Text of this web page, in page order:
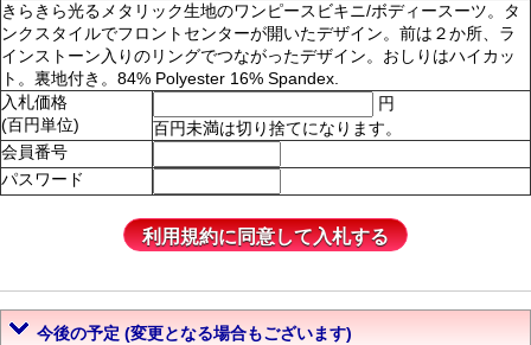
きらきら光るメタリック生地のワンピースビキニ/ボディースーツ。タ
ンクスタイルでフロントセンターが開いたデザイン。前は２か所、ラ
インストーン入りのリングでつながったデザイン。おしりはハイカッ
ト。裏地付き。84% Polyester 16% Spandex.
入札価格
(百円単位)
円
百円未満は切り捨てになります。
会員番号
パスワード
今後の予定 (変更となる場合もございます)